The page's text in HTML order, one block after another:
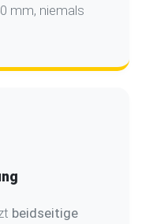
mm, niemals
beidseitige